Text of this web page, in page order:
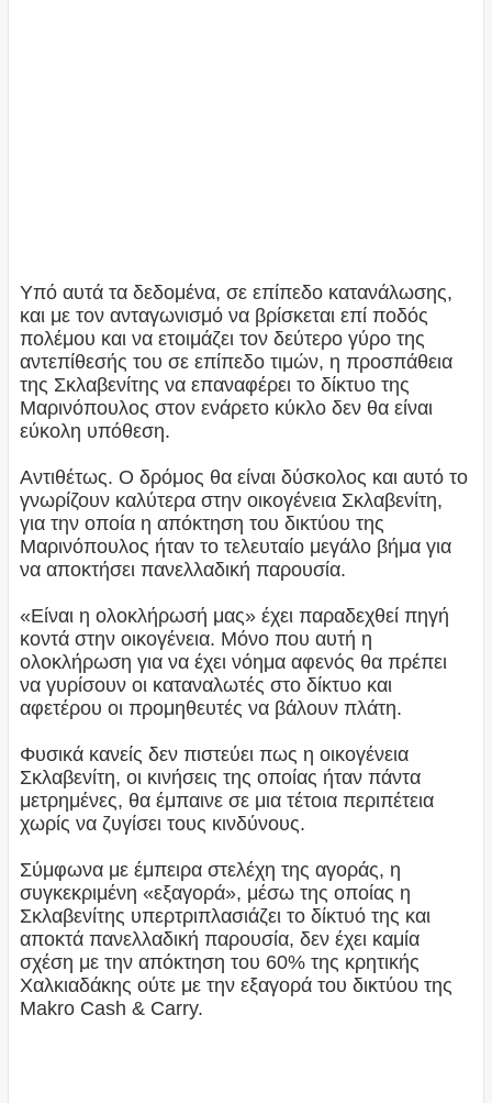
Υπό αυτά τα δεδομένα, σε επίπεδο κατανάλωσης,
και με τον ανταγωνισμό να βρίσκεται επί ποδός
πολέμου και να ετοιμάζει τον δεύτερο γύρο της
αντεπίθεσής του σε επίπεδο τιμών, η προσπάθεια
της Σκλαβενίτης να επαναφέρει το δίκτυο της
Μαρινόπουλος στον ενάρετο κύκλο δεν θα είναι
εύκολη υπόθεση.
Αντιθέτως. Ο δρόμος θα είναι δύσκολος και αυτό το
γνωρίζουν καλύτερα στην οικογένεια Σκλαβενίτη,
για την οποία η απόκτηση του δικτύου της
Μαρινόπουλος ήταν το τελευταίο μεγάλο βήμα για
να αποκτήσει πανελλαδική παρουσία.
«Είναι η ολοκλήρωσή μας» έχει παραδεχθεί πηγή
κοντά στην οικογένεια. Μόνο που αυτή η
ολοκλήρωση για να έχει νόημα αφενός θα πρέπει
να γυρίσουν οι καταναλωτές στο δίκτυο και
αφετέρου οι προμηθευτές να βάλουν πλάτη.
Φυσικά κανείς δεν πιστεύει πως η οικογένεια
Σκλαβενίτη, οι κινήσεις της οποίας ήταν πάντα
μετρημένες, θα έμπαινε σε μια τέτοια περιπέτεια
χωρίς να ζυγίσει τους κινδύνους.
Σύμφωνα με έμπειρα στελέχη της αγοράς, η
συγκεκριμένη «εξαγορά», μέσω της οποίας η
Σκλαβενίτης υπερτριπλασιάζει το δίκτυό της και
αποκτά πανελλαδική παρουσία, δεν έχει καμία
σχέση με την απόκτηση του 60% της κρητικής
Χαλκιαδάκης ούτε με την εξαγορά του δικτύου της
Makro Cash & Carry.